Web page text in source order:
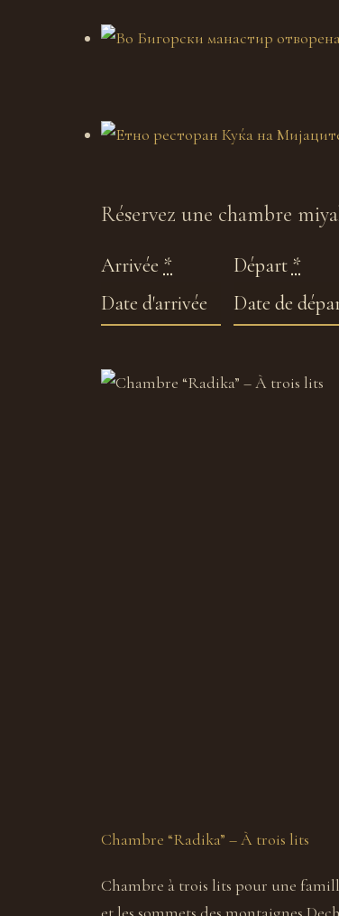
Réservez une chambre
Arrivée * Départ *
Chambre “Radika” – À trois lits
Chambre à trois lits pour une